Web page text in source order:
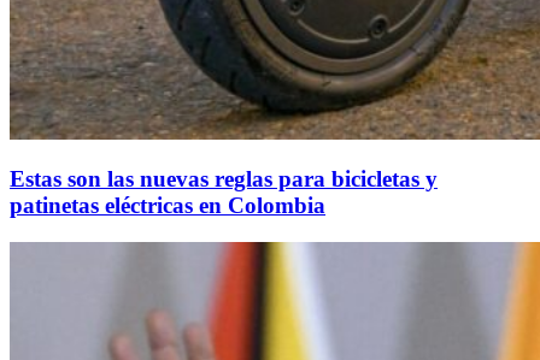
Estas son las nuevas reglas para bicicletas y
patinetas eléctricas en Colombia